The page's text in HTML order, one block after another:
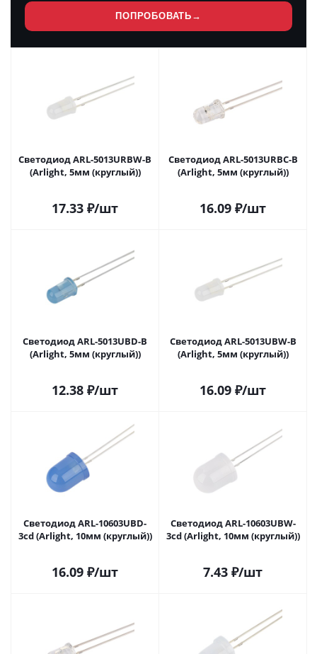
ПОПРОБОВАТЬ →
Светодиод ARL-5013URBW-B
(Arlight, 5мм (круглый))
17.33 ₽/шт
Светодиод ARL-5013URBC-B
(Arlight, 5мм (круглый))
16.09 ₽/шт
Светодиод ARL-5013UBD-B
(Arlight, 5мм (круглый))
12.38 ₽/шт
Светодиод ARL-5013UBW-B
(Arlight, 5мм (круглый))
16.09 ₽/шт
Светодиод ARL-10603UBD-
3cd (Arlight, 10мм (круглый))
16.09 ₽/шт
Светодиод ARL-10603UBW-
3cd (Arlight, 10мм (круглый))
7.43 ₽/шт